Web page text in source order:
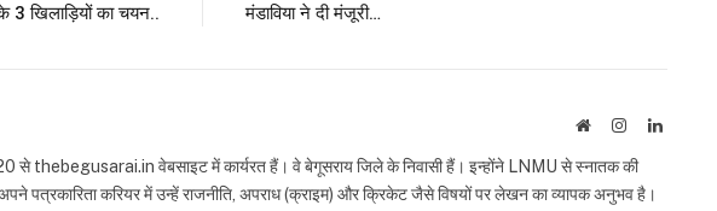
3 खिलाड़ियों का चयन..
मंडाविया ने दी मंजूरी…
WebsiteInstagramLinkedIn
से thebegusarai.in वेबसाइट में कार्यरत हैं। वे बेगूसराय जिले के निवासी हैं। इन्होंने LNMU से स्नातक की
अपने पत्रकारिता करियर में उन्हें राजनीति, अपराध (क्राइम) और क्रिकेट जैसे विषयों पर लेखन का व्यापक अनुभव है।